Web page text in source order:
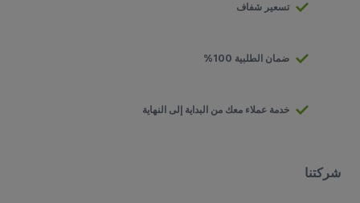
تسعير شفاف
ضمان الطلبية 100%
خدمة عملاء معك من البداية إلى النهاية
شركتنا